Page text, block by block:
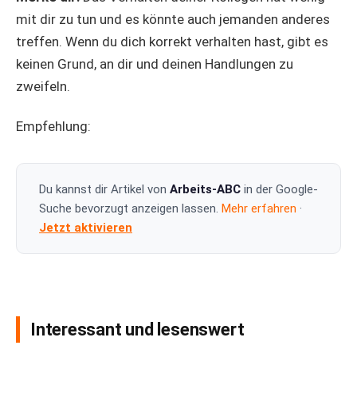
mit dir zu tun und es könnte auch jemanden anderes
treffen. Wenn du dich korrekt verhalten hast, gibt es
keinen Grund, an dir und deinen Handlungen zu
zweifeln.
Empfehlung:
Du kannst dir Artikel von Arbeits-ABC in der Google-
Suche bevorzugt anzeigen lassen. Mehr erfahren ·
Jetzt aktivieren
Interessant und lesenswert